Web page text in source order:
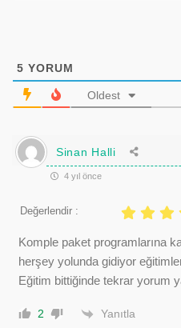
5 YORUM
Oldest
Sinan Halli
4 yıl önce
Değerlendir :
Komple paket programlarına
herşey yolunda gidiyor
Eğitim bittiğinde tekrar yorum
2 Yanıtla